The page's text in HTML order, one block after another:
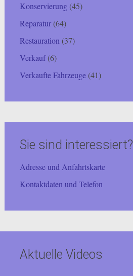
Konservierung(45)
Reparatur(64)
Restauration (37)
Verkauf(6)
Verkaufte Fahrzeuge(41)
Sie sind interessiert?
Adresse und Anfahrtskarte
Kontaktdaten und Telefon
Aktuelle Videos